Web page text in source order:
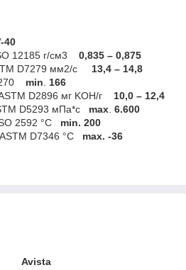
40
12185 г/см3 0,835 – 0,875
D7279 мм2/с 13,4 – 14,8
min
166
ASTM D2896 мг KOH/г 10,0 – 12,4
D5293 мПа*с max 6.600
2592 °C min. 200
D7346 °C max. -36
Avista